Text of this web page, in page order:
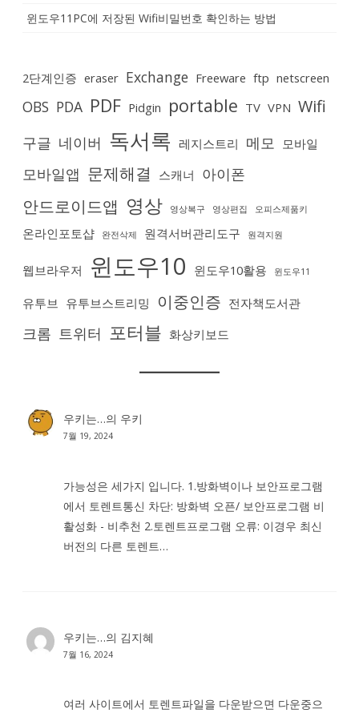
윈도우11PC에 저장된 Wifi비밀번호 확인하는 방법
2단계인증 eraser Exchange Freeware ftp netscreen
OBS PDA PDF Pidgin portable TV VPN Wifi
구글 네이버 독서록 레지스트리 메모 모바일
모바일앱 문제해결 스캐너 아이폰
안드로이드앱 영상 영상복구 영상편집 오피스제품키
온라인포토샵 완전삭제 원격서버관리도구 원격지원
웹브라우저 윈도우10 윈도우10활용 윈도우11
유투브 유투브스트리밍 이중인증 전자책도서관
크롬 트위터 포터블 화상키보드
우키는…의 우키
7월 19, 2024
가능성은 세가지 입니다. 1.방화벽이나 보안프로그램
에서 토렌트통신 차단: 방화벽 오픈/ 보안프로그램 비
활성화 - 비추천 2.토렌트프로그램 오류: 이경우 최신
버전의 다른 토렌트…
우키는…의 김지혜
7월 16, 2024
여러 사이트에서 토렌트파일을 다운받으면 다운중으